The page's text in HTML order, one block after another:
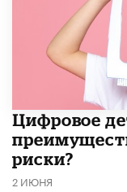
​Цифровое
риски?
2 ИЮНЯ